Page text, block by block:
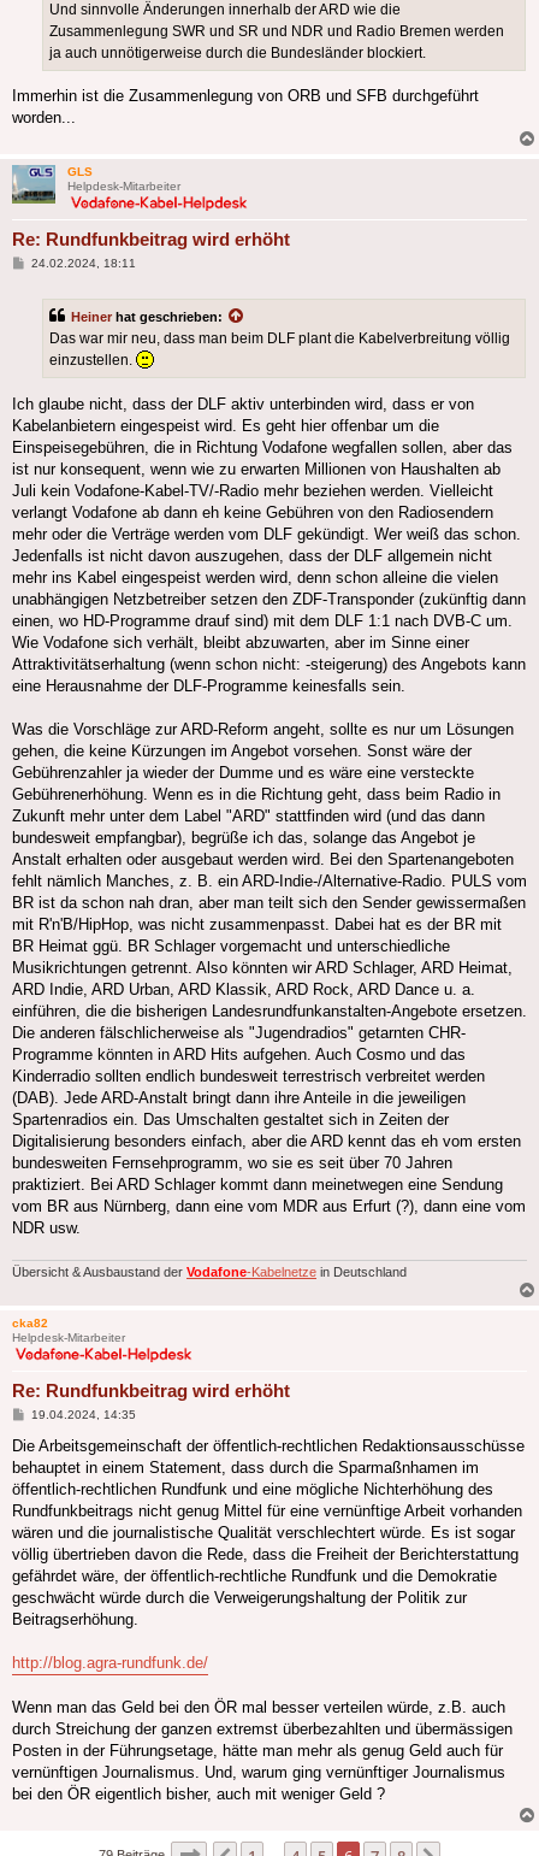
Und sinnvolle Änderungen innerhalb der ARD wie die
Zusammenlegung SWR und SR und NDR und Radio Bremen werden
ja auch unnötigerweise durch die Bundesländer blockiert.
Immerhin ist die Zusammenlegung von ORB und SFB durchgeführt
worden...
GLS
Helpdesk-Mitarbeiter
Re: Rundfunkbeitrag wird erhöht
Beitrag
24.02.2024, 18:11
Heiner hat geschrieben:
Das war mir neu, dass man beim DLF plant die Kabelverbreitung völlig
einzustellen.
Ich glaube nicht, dass der DLF aktiv unterbinden wird, dass er von
Kabelanbietern eingespeist wird. Es geht hier offenbar um die
Einspeisegebühren, die in Richtung Vodafone wegfallen sollen, aber das
ist nur konsequent, wenn wie zu erwarten Millionen von Haushalten ab
Juli kein Vodafone-Kabel-TV/-Radio mehr beziehen werden. Vielleicht
verlangt Vodafone ab dann eh keine Gebühren von den Radiosendern
mehr oder die Verträge werden vom DLF gekündigt. Wer weiß das schon.
Jedenfalls ist nicht davon auszugehen, dass der DLF allgemein nicht
mehr ins Kabel eingespeist werden wird, denn schon alleine die vielen
unabhängigen Netzbetreiber setzen den ZDF-Transponder (zukünftig dann
einen, wo HD-Programme drauf sind) mit dem DLF 1:1 nach DVB-C um.
Wie Vodafone sich verhält, bleibt abzuwarten, aber im Sinne einer
Attraktivitätserhaltung (wenn schon nicht: -steigerung) des Angebots kann
eine Herausnahme der DLF-Programme keinesfalls sein.
Was die Vorschläge zur ARD-Reform angeht, sollte es nur um Lösungen
gehen, die keine Kürzungen im Angebot vorsehen. Sonst wäre der
Gebührenzahler ja wieder der Dumme und es wäre eine versteckte
Gebührenerhöhung. Wenn es in die Richtung geht, dass beim Radio in
Zukunft mehr unter dem Label "ARD" stattfinden wird (und das dann
bundesweit empfangbar), begrüße ich das, solange das Angebot je
Anstalt erhalten oder ausgebaut werden wird. Bei den Spartenangeboten
fehlt nämlich Manches, z. B. ein ARD-Indie-/Alternative-Radio. PULS vom
BR ist da schon nah dran, aber man teilt sich den Sender gewissermaßen
mit R'n'B/HipHop, was nicht zusammenpasst. Dabei hat es der BR mit
BR Heimat ggü. BR Schlager vorgemacht und unterschiedliche
Musikrichtungen getrennt. Also könnten wir ARD Schlager, ARD Heimat,
ARD Indie, ARD Urban, ARD Klassik, ARD Rock, ARD Dance u. a.
einführen, die die bisherigen Landesrundfunkanstalten-Angebote ersetzen.
Die anderen fälschlicherweise als "Jugendradios" getarnten CHR-
Programme könnten in ARD Hits aufgehen. Auch Cosmo und das
Kinderradio sollten endlich bundesweit terrestrisch verbreitet werden
(DAB). Jede ARD-Anstalt bringt dann ihre Anteile in die jeweiligen
Spartenradios ein. Das Umschalten gestaltet sich in Zeiten der
Digitalisierung besonders einfach, aber die ARD kennt das eh vom ersten
bundesweiten Fernsehprogramm, wo sie es seit über 70 Jahren
praktiziert. Bei ARD Schlager kommt dann meinetwegen eine Sendung
vom BR aus Nürnberg, dann eine vom MDR aus Erfurt (?), dann eine vom
NDR usw.
Übersicht & Ausbaustand der Vodafone-Kabelnetze in Deutschland
cka82
Helpdesk-Mitarbeiter
Re: Rundfunkbeitrag wird erhöht
Beitrag
19.04.2024, 14:35
Die Arbeitsgemeinschaft der öffentlich-rechtlichen Redaktionsausschüsse
behauptet in einem Statement, dass durch die Sparmaßnhamen im
öffentlich-rechtlichen Rundfunk und eine mögliche Nichterhöhung des
Rundfunkbeitrags nicht genug Mittel für eine vernünftige Arbeit vorhanden
wären und die journalistische Qualität verschlechtert würde. Es ist sogar
völlig übertrieben davon die Rede, dass die Freiheit der Berichterstattung
gefährdet wäre, der öffentlich-rechtliche Rundfunk und die Demokratie
geschwächt würde durch die Verweigerungshaltung der Politik zur
Beitragserhöhung.
http://blog.agra-rundfunk.de/
Wenn man das Geld bei den ÖR mal besser verteilen würde, z.B. auch
durch Streichung der ganzen extremst überbezahlten und übermässigen
Posten in der Führungsetage, hätte man mehr als genug Geld auch für
vernünftigen Journalismus. Und, warum ging vernünftiger Journalismus
bei den ÖR eigentlich bisher, auch mit weniger Geld ?